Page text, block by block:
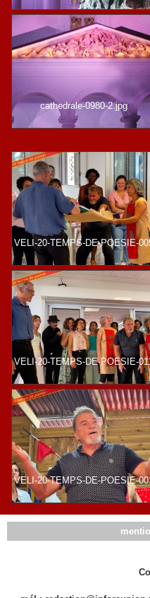
cathedrale-0980-2.jpg
VELI-20-TEMPS-DE-POESIE-
VELI-20-TEMPS-DE-POESIE-
VELI-20-TEMPS-DE-POESIE-